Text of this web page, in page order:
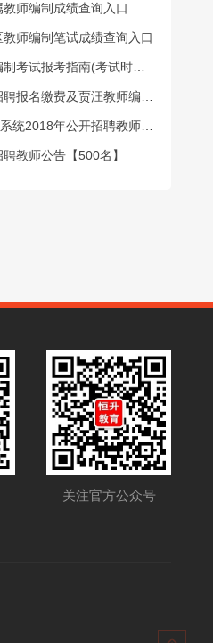
师编制成绩查询入口
师编制笔试成绩查询入口
试报考指南(考试时间内容 )
费及贾汪教师编制准考证打印入口
年公开招聘教师公告【525名】
教师公告【500名】
关注官方公众号